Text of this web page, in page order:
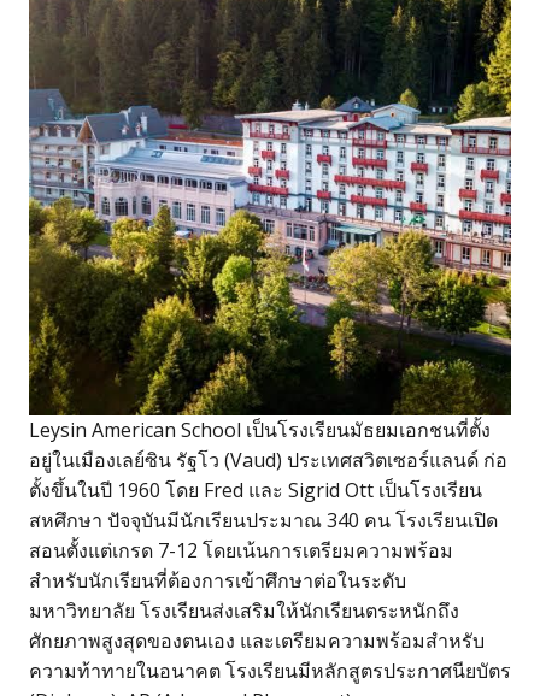
Leysin American School เป็นโรงเรียนมัธยมเอกชนที่ตั้ง
อยู่ในเมืองเลย์ซิน รัฐโว (Vaud) ประเทศสวิตเซอร์แลนด์ ก่อ
ตั้งขึ้นในปี 1960 โดย Fred และ Sigrid Ott เป็นโรงเรียน
สหศึกษา ปัจจุบันมีนักเรียนประมาณ 340 คน โรงเรียนเปิด
สอนตั้งแต่เกรด 7-12 โดยเน้นการเตรียมความพร้อม
สำหรับนักเรียนที่ต้องการเข้าศึกษาต่อในระดับ
มหาวิทยาลัย โรงเรียนส่งเสริมให้นักเรียนตระหนักถึง
ศักยภาพสูงสุดของตนเอง และเตรียมความพร้อมสำหรับ
ความท้าทายในอนาคต โรงเรียนมีหลักสูตรประกาศนียบัตร